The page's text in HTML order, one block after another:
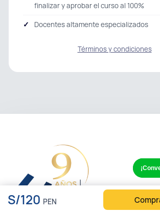
S/120 PEN
finalizar y aprobar el curso al 100%
Docentes altamente especializados
Términos y condiciones